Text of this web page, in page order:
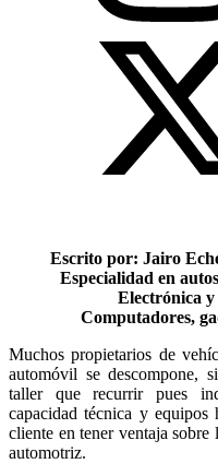
Escrito por: Jairo
Especialidad en
Electrónica
Computadores,
Muchos propietarios de
automóvil se descompone,
taller que recurrir pues
capacidad técnica y equipos
cliente en tener ventaja
automotriz.